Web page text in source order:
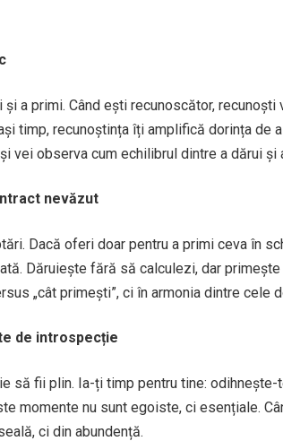
a primi. Când ești recunoscător, recunoști
timp, recunoștința îți amplifică dorința de
vei observa cum echilibrul dintre a dărui și
nevăzut
Dacă oferi doar pentru a primi ceva în
Dăruiește fără să calculezi, dar primește
„cât primești”, ci în armonia dintre cele
de introspecție
să fii plin. Ia-ți timp pentru tine: odihnește-
momente nu sunt egoiste, ci esențiale.
ci din abundență.